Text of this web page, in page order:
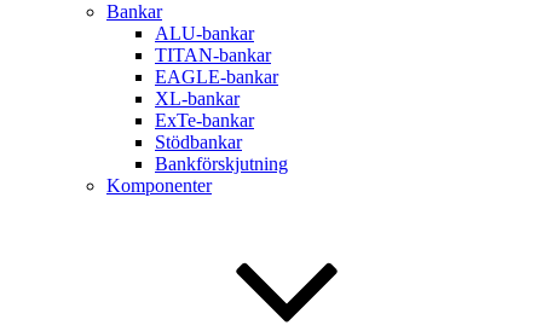
Bankar
ALU-bankar
TITAN-bankar
EAGLE-bankar
XL-bankar
ExTe-bankar
Stödbankar
Bankförskjutning
Komponenter